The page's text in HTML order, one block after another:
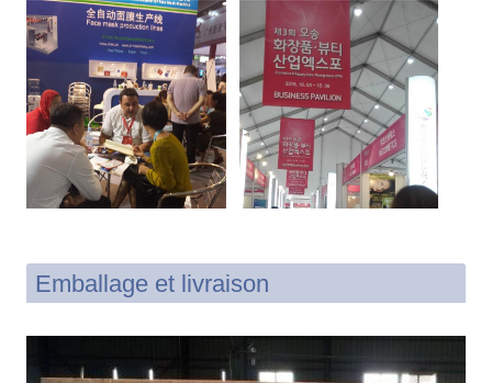
Emballage et livraison